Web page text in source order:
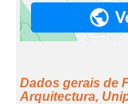
Dados gerais de
Arquitectura,